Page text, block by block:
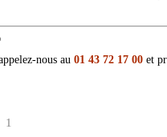
nous au 01 43 72 17 00 et
1